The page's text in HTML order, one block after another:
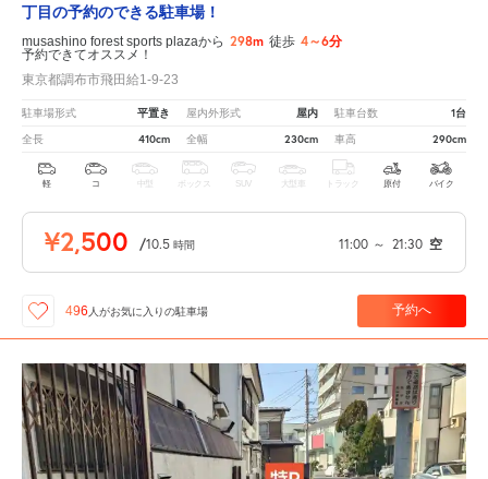
丁目の予約のできる駐車場！
musashino forest sports plazaから 298m 徒歩 4～6分
予約できてオススメ！
東京都調布市飛田給1-9-23
駐車場形式 平置き 屋内外形式 屋内 駐車台数 1台
全長 410cm 全幅 230cm 車高 290cm
軽 コ 中型 ボックス SUV 大型車 トラック 原付 バイク
¥2,500 /10.5 時間 11:00 ～ 21:30 空
496 人がお気に入りの駐車場 予約へ